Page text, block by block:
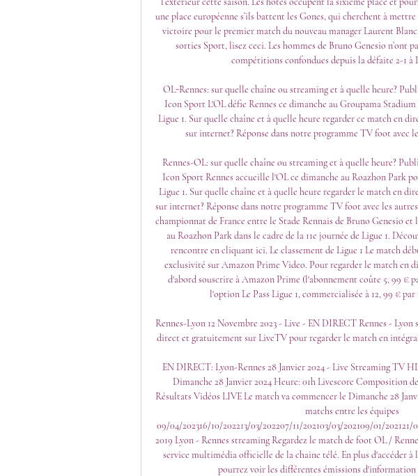
une place européenne s’ils battent les Gones, qui cherchent à
victoire pour le premier match du nouveau manager Laurent
sorties Sport, lisez ceci. Les hommes de Bruno Genesio n’ont
compétitions confondues depuis la défaite 2-1 à
OL-Rennes: sur quelle chaîne ou streaming et à quelle heure?
Icon Sport L'OL défie Rennes ce dimanche au Groupama
Ligue 1. Sur quelle chaîne et à quelle heure regarder ce match en
sur internet? Réponse dans notre programme TV foot avec
Rennes-OL: sur quelle chaîne ou streaming et à quelle heure?
Icon Sport Rennes accueille l'OL ce dimanche au Roazhon Park
Ligue 1. Sur quelle chaîne et à quelle heure regarder le match en
sur internet? Réponse dans notre programme TV foot avec les
championnat de France entre le Stade Rennais de Bruno Genesio
au Roazhon Park dans le cadre de la 11e journée de Ligue 1.
rencontre en cliquant ici. Le classement de Ligue 1 Le match
exclusivité sur Amazon Prime Video. Pour regarder le match en
d'abord souscrire à Amazon Prime (l'abonnement coûte 5, 99 €
l'option Le Pass Ligue 1, commercialisée à 12, 99 €
Rennes-Lyon 12 Novembre 2023 - Live - EN DIRECT Rennes - Lyon
direct et gratuitement sur LiveTV pour regarder le match en
EN DIRECT: Lyon-Rennes 28 Janvier 2024 - Live Streaming TV
Dimanche 28 Janvier 2024 Heure: 01h Livescore Composition
Résultats Vidéos LIVE Le match va commencer le Dimanche 28
matchs entre les équipes
09/04/202316/10/202213/03/202207/11/202103/03/202109/01/
2019 Lyon - Rennes streaming Regardez le match de foot OL /
service multimédia officielle de la chaine télé. En plus d'accéder à
pourrez voir les différentes émissions d'information